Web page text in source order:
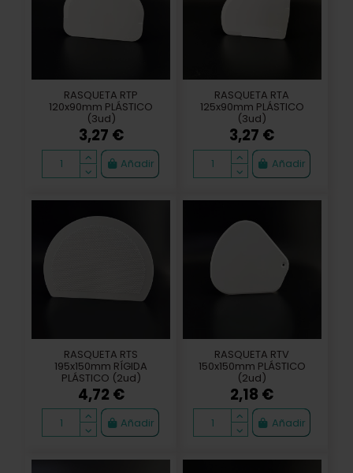
RASQUETA RTP
120x90mm PLÁSTICO
(3ud)
3,27 €
Añadir
RASQUETA RTA
125x90mm PLÁSTICO
(3ud)
3,27 €
Añadir
RASQUETA RTS
195x150mm RÍGIDA
PLÁSTICO (2ud)
4,72 €
Añadir
RASQUETA RTV
150x150mm PLÁSTICO
(2ud)
2,18 €
Añadir